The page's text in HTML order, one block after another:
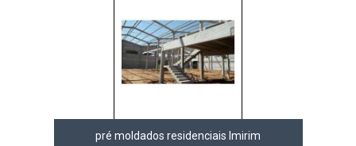
pré moldados residenciais Imirim